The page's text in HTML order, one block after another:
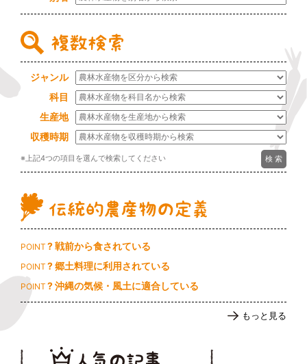
ジャンル
科目
生産地
収穫時期
※上記4つの項目を選んで検索してください
POINT ? 戦前から食されている
POINT ? 郷土料理に利用されている
POINT ? 沖縄の気候・風土に適合している
もっと見る